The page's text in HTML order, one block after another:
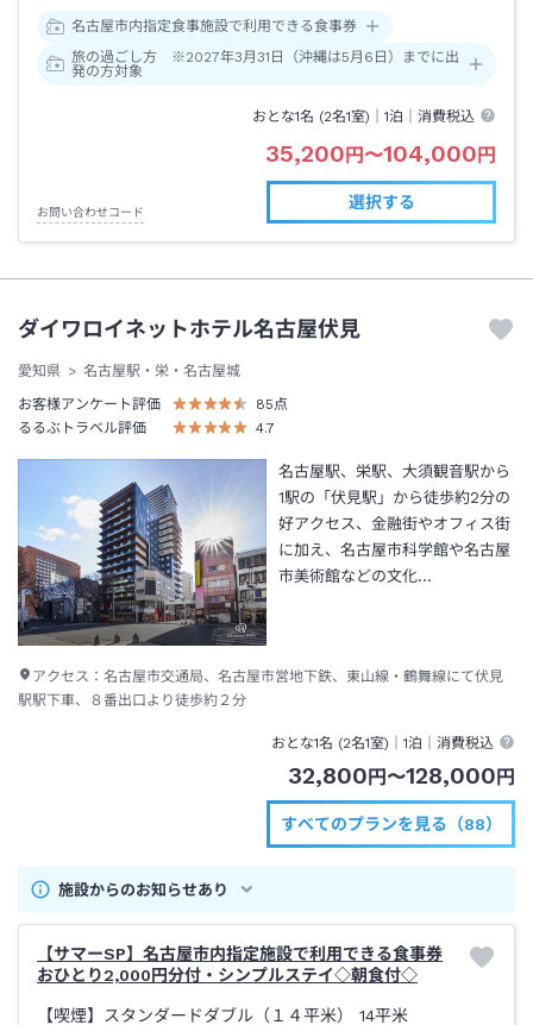
名古屋市内指定食事施設で利用できる食事券
旅の過ごし方 ※2027年3月31日（沖縄は5月6日）までに出
発の方対象
おとな1名 (2名1室)｜1泊 ｜消費税込
35,200円〜104,000円
お問い合わせコード
選択する
ダイワロイネットホテル名古屋伏見
愛知県
名古屋駅・栄・名古屋城
お客様アンケート評価
85点
るるぶトラベル評価
4.7
名古屋駅、栄駅、大須観音駅から
1駅の「伏見駅」から徒歩約2分の
好アクセス、金融街やオフィス街
に加え、名古屋市科学館や名古屋
市美術館などの文化…
アクセス： 名古屋市交通局、名古屋市営地下鉄、東山線・鶴舞線にて伏見
駅駅下車、８番出口より徒歩約２分
おとな1名 (2名1室)｜1泊 ｜消費税込
32,800円〜128,000円
すべてのプランを見る（88）
施設からのお知らせあり
【サマーSP】名古屋市内指定施設で利用できる食事券
おひとり2,000円分付・シンプルステイ◇朝食付◇
【喫煙】スタンダードダブル（１４平米） 14平米